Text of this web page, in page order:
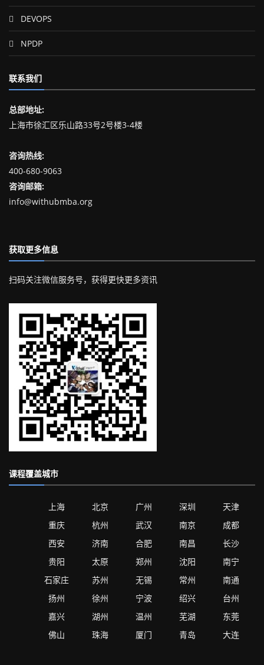
DEVOPS
NPDP
联系我们
总部地址:
上海市徐汇区乐山路33号2号楼3-4楼
咨询热线:
400-680-9063
咨询邮箱:
info@withubmba.org
获取更多信息
扫码关注微信服务号，获得更快更多资讯
课程覆盖城市
上海 北京 广州 深圳
天津
重庆
杭州 武汉 南京
成都
西安
济南 合肥 南昌
长沙
贵阳
太原 郑州 沈阳
南宁
石家庄
苏州 无锡 常州
南通
扬州
徐州 宁波 绍兴
台州
嘉兴
湖州 温州 芜湖
东莞
佛山
珠海 厦门 青岛 大连